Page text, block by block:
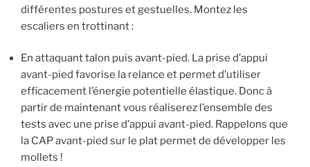
différentes postures et gestuelles. Montez les
escaliers en trottinant :
En attaquant talon puis avant-pied. La prise d’appui
avant-pied favorise la relance et permet d’utiliser
efficacement l’énergie potentielle élastique. Donc à
partir de maintenant vous réaliserez l’ensemble des
tests avec une prise d’appui avant-pied. Rappelons que
la CAP avant-pied sur le plat permet de développer les
mollets !